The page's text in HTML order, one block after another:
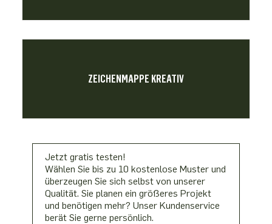
ZEICHENMAPPE KREATIV
Jetzt gratis testen!
Wählen Sie bis zu 10 kostenlose Muster und
überzeugen Sie sich selbst von unserer
Qualität. Sie planen ein größeres Projekt
und benötigen mehr? Unser Kundenservice
berät Sie gerne persönlich.